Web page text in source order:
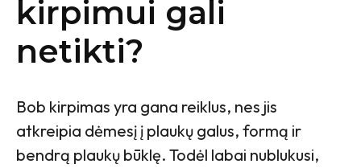
kirpimui gali
netikti?
Bob kirpimas yra gana reiklus, nes jis
atkreipia dėmesį į plaukų galus, formą ir
bendrą plaukų būklę. Todėl labai nublukusi,